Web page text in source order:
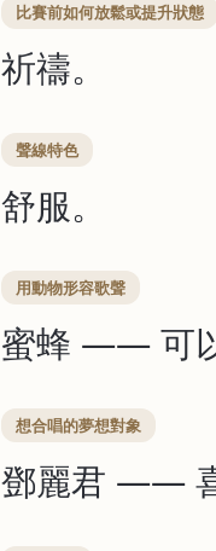
比賽前如何放鬆或提升狀態
祈禱。
聲線特色
舒服。
用動物形容歌聲
蜜蜂 —— 可
想合唱的夢想對象
鄧麗君 ——